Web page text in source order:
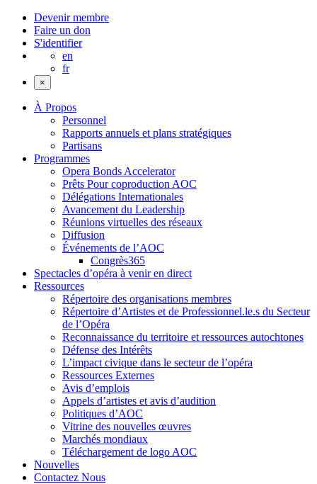
Devenir membre
Faire un don
S'identifier
en
fr
×
À Propos
Personnel
Rapports annuels et plans stratégiques
Partisans
Programmes
Opera Bonds Accelerator
Prêts Pour coproduction AOC
Délégations Internationales
Avancement du Leadership
Réunions virtuelles des réseaux
Diffusion
Événements de l’AOC
Congrès365
Spectacles d’opéra à venir en direct
Ressources
Répertoire des organisations membres
Répertoire d’Artistes et de Professionnel.le.s du Secteur
de l’Opéra
Reconnaissance du territoire et ressources autochtones
Défense des Intérêts
L’impact civique dans le secteur de l’opéra
Ressources Externes
Avis d’emplois
Appels d’artistes et avis d’audition
Politiques d’AOC
Vitrine des nouvelles œuvres
Marchés mondiaux
Téléchargement de logo AOC
Nouvelles
Contactez Nous